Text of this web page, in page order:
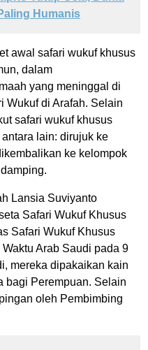
Humanis
awal safari wukuf khusus
dalam
yang meninggal di
Wukuf di Arafah. Selain
safari wukuf khusus
lain: dirujuk ke
ke kelompok
Lansia Suviyanto
Safari Wukuf Khusus
Safari Wukuf Khusus
Arab Saudi pada 9
mereka dipakaikan kain
bagi Perempuan. Selain
oleh Pembimbing